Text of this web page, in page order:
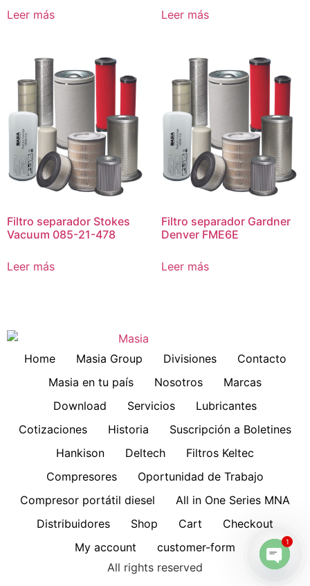
Leer más Leer más
Filtro separador Stokes
Vacuum 085-21-478
Leer más
Filtro separador Gardner
Denver FME6E
Leer más
Home Masia Group Divisiones
Contacto
Masia en tu país
Nosotros
Marcas
Download
Servicios
Lubricantes
Cotizaciones
Historia
Suscripción a Boletines
Hankison
Deltech
Filtros Keltec
Compresores
Oportunidad de Trabajo
Compresor portátil diesel
All in One Series MNA
Distribuidores
Shop Cart
Checkout
My account
customer-form
All rights reserved
1